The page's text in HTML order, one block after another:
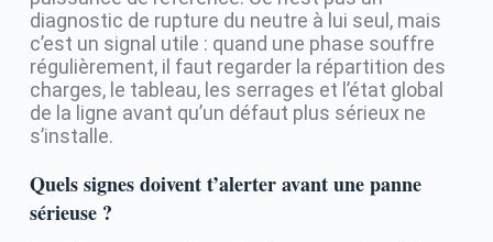
diagnostic de rupture du neutre à lui seul, mais
c’est un signal utile : quand une phase souffre
régulièrement, il faut regarder la répartition des
charges, le tableau, les serrages et l’état global
de la ligne avant qu’un défaut plus sérieux ne
s’installe.
Quels signes doivent t’alerter avant une panne
sérieuse ?